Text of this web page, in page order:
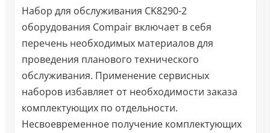
Набор для обслуживания CK8290-2
оборудования Compair включает в себя
перечень необходимых материалов для
проведения планового технического
обслуживания. Применение сервисных
наборов избавляет от необходимости заказа
комплектующих по отдельности.
Несвоевременное получение комплектующих